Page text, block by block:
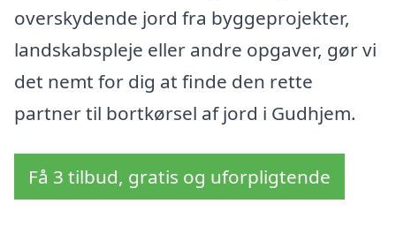
overskydende jord fra byggeprojekter,
landskabspleje eller andre opgaver, gør vi
det nemt for dig at finde den rette
partner til bortkørsel af jord i Gudhjem.
Få 3 tilbud, gratis og uforpligtende